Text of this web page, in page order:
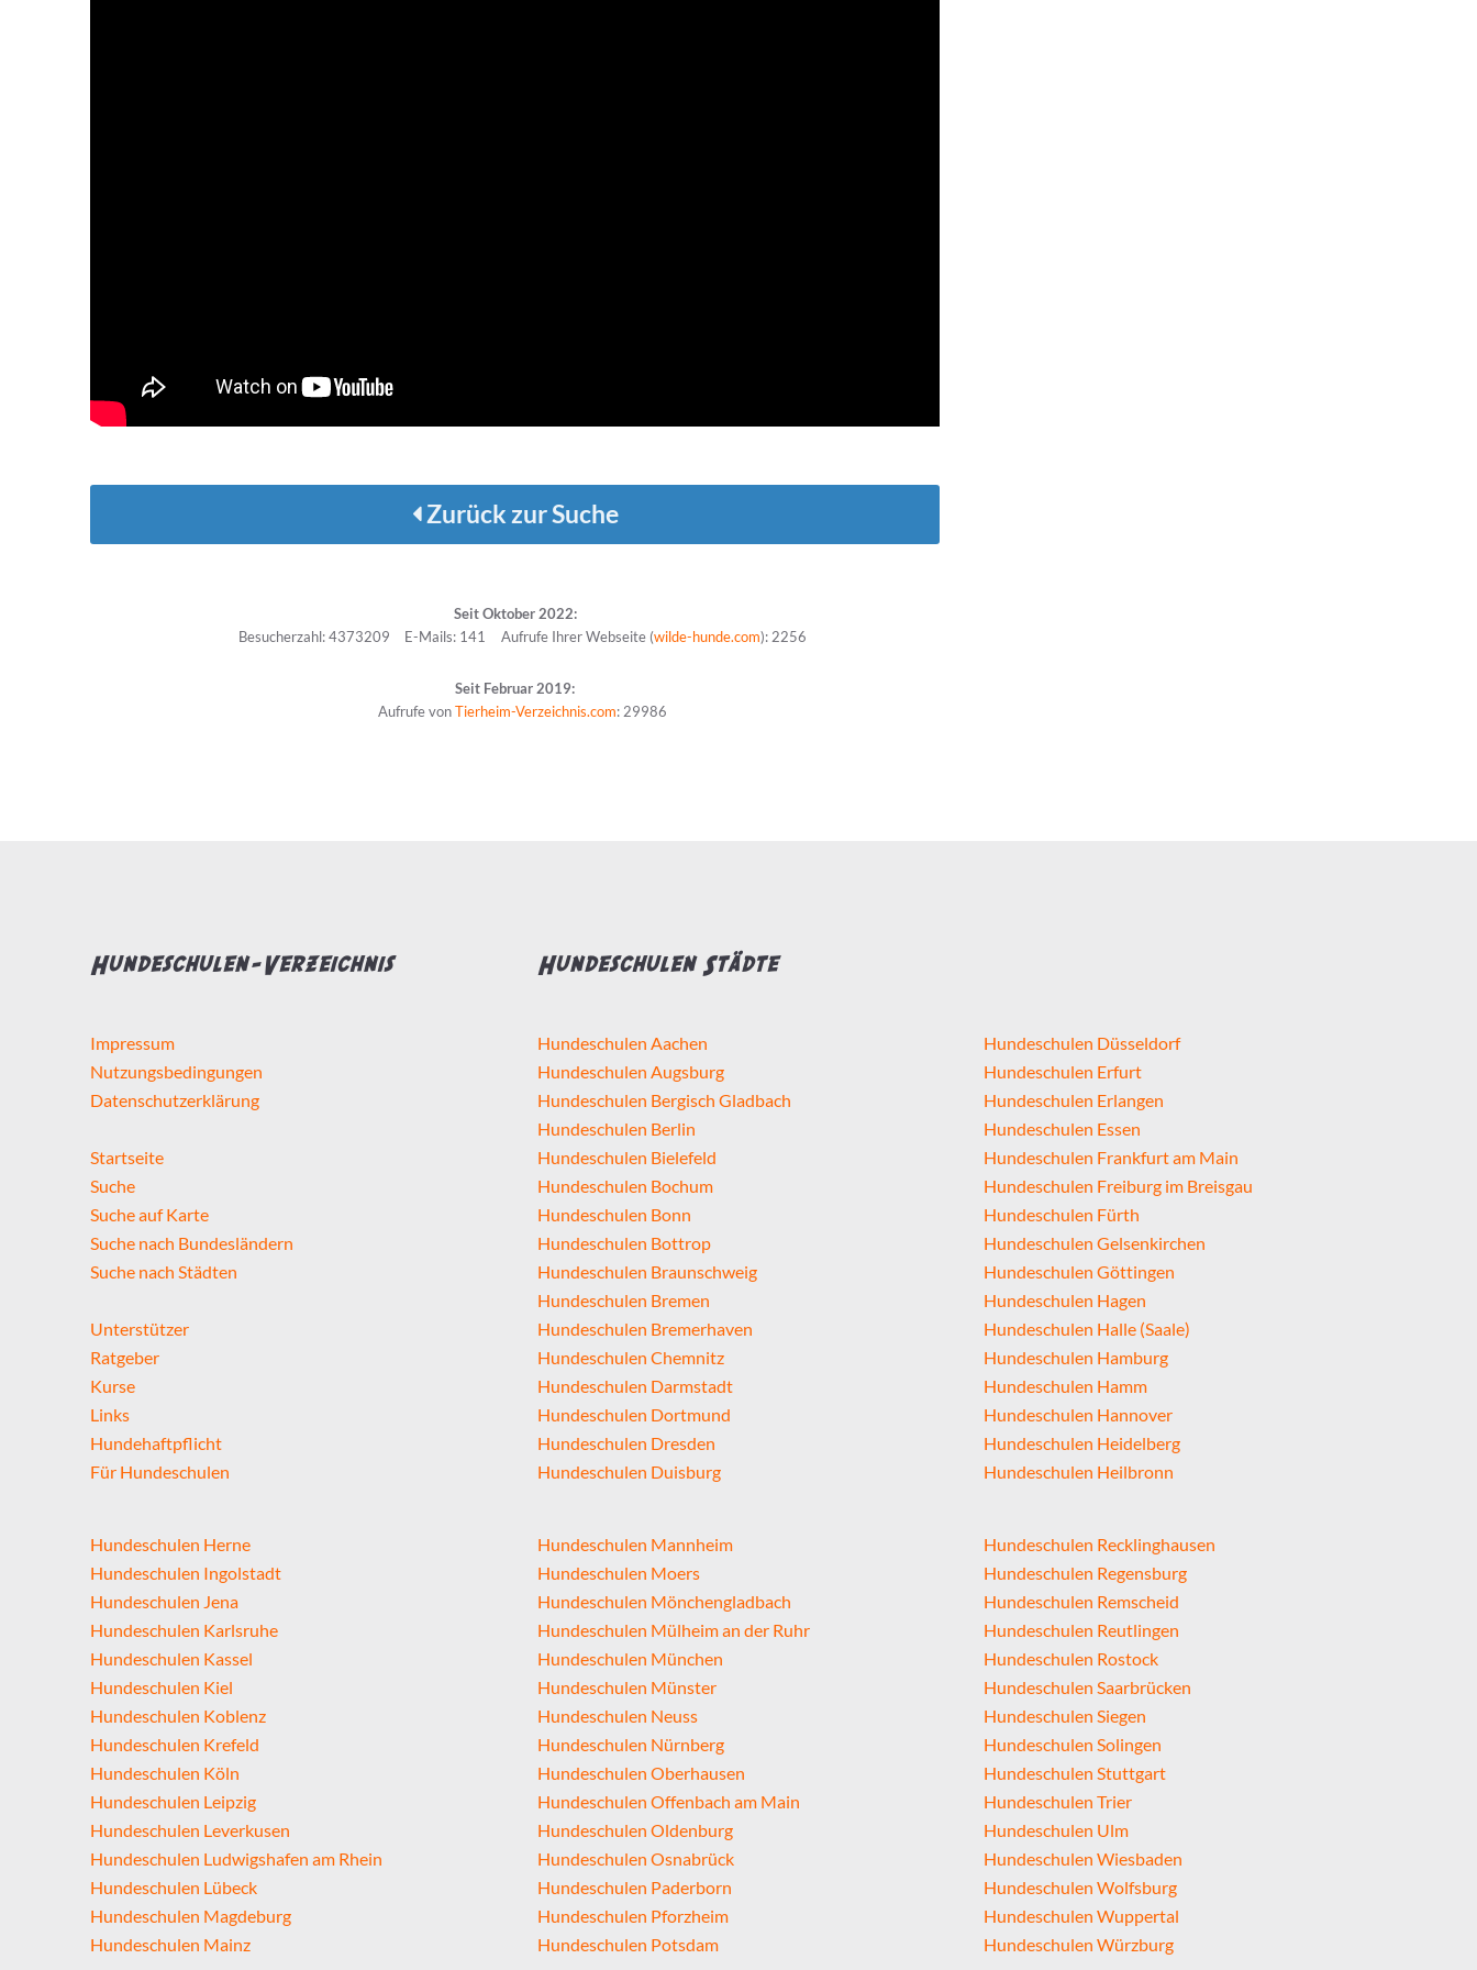
Zurück zur Suche
Seit Oktober 2022:
Besucherzahl: 4373209
E-Mails: 141 Aufrufe Ihrer Webseite (wilde-hunde.com): 2256
Seit Februar 2019:
Aufrufe vonTierheim-Verzeichnis.com: 29986
Hundeschulen-Verzeichnis
Impressum
Nutzungsbedingungen
Datenschutzerklärung
Startseite
Suche
Suche auf Karte
Suche nach Bundesländern
Suche nach Städten
Unterstützer
Ratgeber
Kurse
Links
Hundehaftpflicht
Für Hundeschulen
Hundeschulen Städte
Hundeschulen Aachen
Hundeschulen Augsburg
Hundeschulen Bergisch Gladbach
Hundeschulen Berlin
Hundeschulen Bielefeld
Hundeschulen Bochum
Hundeschulen Bonn
Hundeschulen Bottrop
Hundeschulen Braunschweig
Hundeschulen Bremen
Hundeschulen Bremerhaven
Hundeschulen Chemnitz
Hundeschulen Darmstadt
Hundeschulen Dortmund
Hundeschulen Dresden
Hundeschulen Duisburg
Hundeschulen Düsseldorf
Hundeschulen Erfurt
Hundeschulen Erlangen
Hundeschulen Essen
Hundeschulen Frankfurt am Main
Hundeschulen Freiburg im Breisgau
Hundeschulen Fürth
Hundeschulen Gelsenkirchen
Hundeschulen Göttingen
Hundeschulen Hagen
Hundeschulen Halle (Saale)
Hundeschulen Hamburg
Hundeschulen Hamm
Hundeschulen Hannover
Hundeschulen Heidelberg
Hundeschulen Heilbronn
Hundeschulen Herne
Hundeschulen Ingolstadt
Hundeschulen Jena
Hundeschulen Karlsruhe
Hundeschulen Kassel
Hundeschulen Kiel
Hundeschulen Koblenz
Hundeschulen Krefeld
Hundeschulen Köln
Hundeschulen Leipzig
Hundeschulen Leverkusen
Hundeschulen Ludwigshafen am Rhein
Hundeschulen Lübeck
Hundeschulen Magdeburg
Hundeschulen Mainz
Hundeschulen Mannheim
Hundeschulen Moers
Hundeschulen Mönchengladbach
Hundeschulen Mülheim an der Ruhr
Hundeschulen München
Hundeschulen Münster
Hundeschulen Neuss
Hundeschulen Nürnberg
Hundeschulen Oberhausen
Hundeschulen Offenbach am Main
Hundeschulen Oldenburg
Hundeschulen Osnabrück
Hundeschulen Paderborn
Hundeschulen Pforzheim
Hundeschulen Potsdam
Hundeschulen Recklinghausen
Hundeschulen Regensburg
Hundeschulen Remscheid
Hundeschulen Reutlingen
Hundeschulen Rostock
Hundeschulen Saarbrücken
Hundeschulen Siegen
Hundeschulen Solingen
Hundeschulen Stuttgart
Hundeschulen Trier
Hundeschulen Ulm
Hundeschulen Wiesbaden
Hundeschulen Wolfsburg
Hundeschulen Wuppertal
Hundeschulen Würzburg